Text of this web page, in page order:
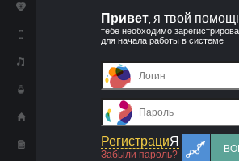
Привет я твой
тебе необходимо
для начала работы в системе
РегистрациЯ
Забыли пароль?